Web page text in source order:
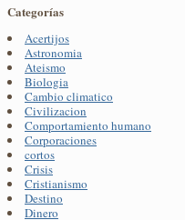
Categorías
Acertijos
Astronomia
Ateismo
Biologia
Cambio climatico
Civilizacion
Comportamiento humano
Corporaciones
cortos
Crisis
Cristianismo
Destino
Dinero